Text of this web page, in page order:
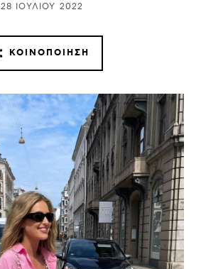
28 ΙΟΥΛΊΟΥ 2022
ΚΟΙΝΟΠΟΊΗΣΗ